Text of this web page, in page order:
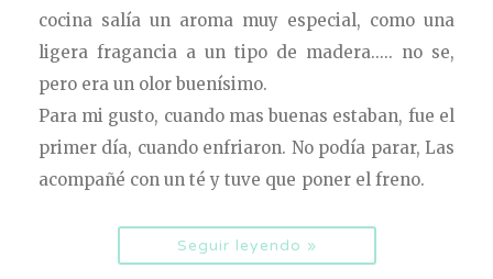
cocina salía un aroma muy especial, como una
ligera fragancia a un tipo de madera..... no se,
pero era un olor buenísimo.
Para mi gusto, cuando mas buenas estaban, fue el
primer día, cuando enfriaron. No podía parar, Las
acompañé con un té y tuve que poner el freno.
Seguir leyendo »